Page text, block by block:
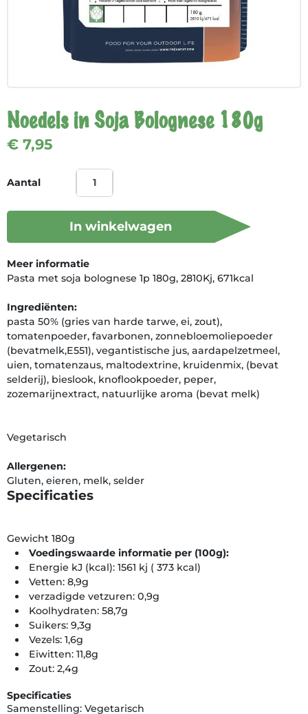
Noedels in Soja Bolognese 180g
€ 7,95
Aantal
In winkelwagen
Meer informatie
Pasta met soja bolognese 1p 180g, 2810Kj, 671kcal
Ingrediënten:
pasta 50% (gries van harde tarwe, ei, zout),
tomatenpoeder, favarbonen, zonnebloemoliepoeder
(bevatmelk,E551), vegantistische jus, aardapelzetmeel,
uien, tomatenzaus, maltodextrine, kruidenmix, (bevat
selderij), bieslook, knoflookpoeder, peper,
zozemarijnextract, natuurlijke aroma (bevat melk)
Vegetarisch
Allergenen:
Gluten, eieren, melk, selder
Specificaties
Gewicht 180g
Voedingswaarde informatie per (100g):
Energie kJ (kcal): 1561 kj ( 373 kcal)
Vetten: 8,9g
verzadigde vetzuren: 0,9g
Koolhydraten: 58,7g
Suikers: 9,3g
Vezels: 1,6g
Eiwitten: 11,8g
Zout: 2,4g
Specificaties
Samenstelling: Vegetarisch